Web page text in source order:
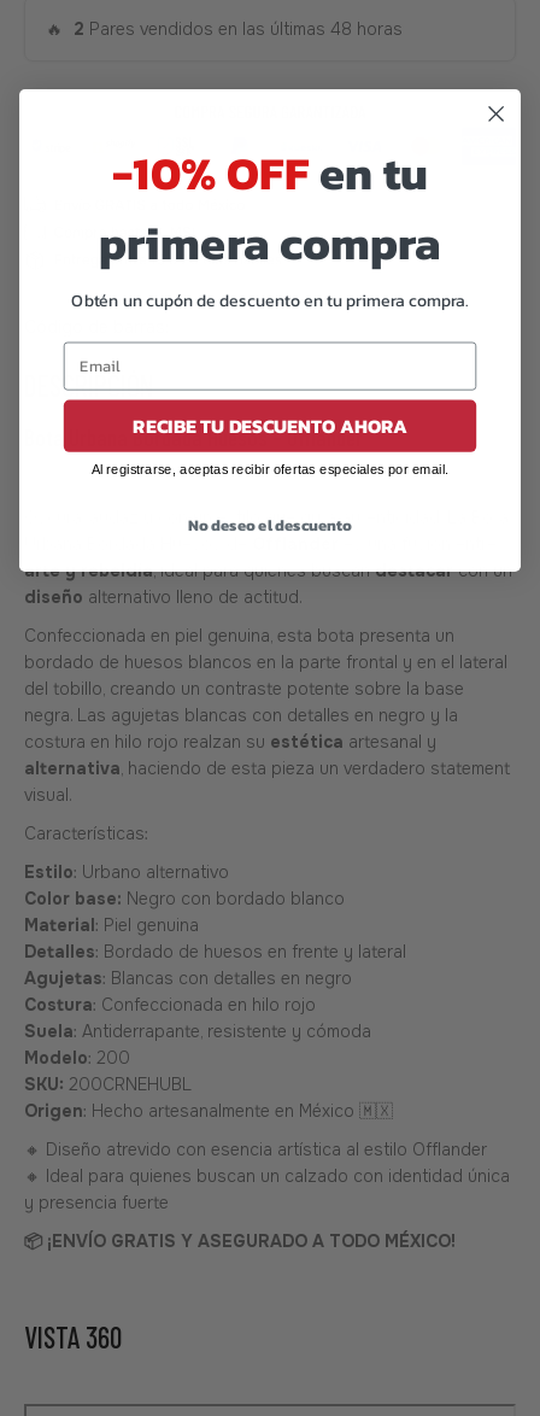
🔥 2 Pares vendidos en las últimas 48 horas
DESCRIPCIÓN
Bota Urbana Bordada Huesos – Offlander
Oscura, audaz y con un estilo que grita autenticidad. La Bota
arte y rebeldía, ideal para quienes buscandestacarcon un
diseño alternativo lleno de actitud.
Confeccionada en piel genuina, esta bota presenta un
bordado de huesos blancos en la parte frontal y en el lateral
del tobillo, creando un contraste potente sobre la base
negra. Las agujetas blancas con detalles en negro y la
costura en hilo rojo realzan su estética artesanal y
alternativa , haciendo de esta pieza un verdadero statement
visual.
Características:
Estilo: Urbano alternativo
Color base: Negro con bordado blanco
Material: Piel genuina
Detalles: Bordado de huesos en frente y lateral
Agujetas: Blancas con detalles en negro
Costura: Confeccionada en hilo rojo
Suela: Antiderrapante, resistente y cómoda
Modelo: 200
SKU: 200CRNEHUBL
Origen: Hecho artesanalmente en México 🇲🇽
🔸 Diseño atrevido con esencia artística al estilo Offlander
🔸 Ideal para quienes buscan un calzado con identidad única
y presencia fuerte
📦 ¡ENVÍO GRATIS Y ASEGURADO A TODO MÉXICO!
VISTA 360
-10% OFFen tu
primera compra
Obtén un cupón de descuento en tu primera compra.
RECIBE TU DESCUENTO AHORA
Al registrarse, aceptas recibir ofertas especiales por email.
No deseo el descuento